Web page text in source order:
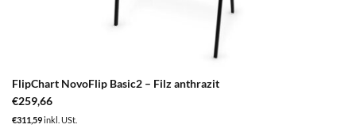
FlipChart NovoFlip Basic2 – Filz anthrazit
€259,66
€311,59inkl. USt.